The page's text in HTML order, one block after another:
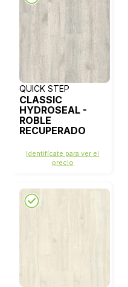
QUICK STEP
CLASSIC
HYDROSEAL -
ROBLE
RECUPERADO
BLANCA - CL1653
Identifícate para ver el
precio